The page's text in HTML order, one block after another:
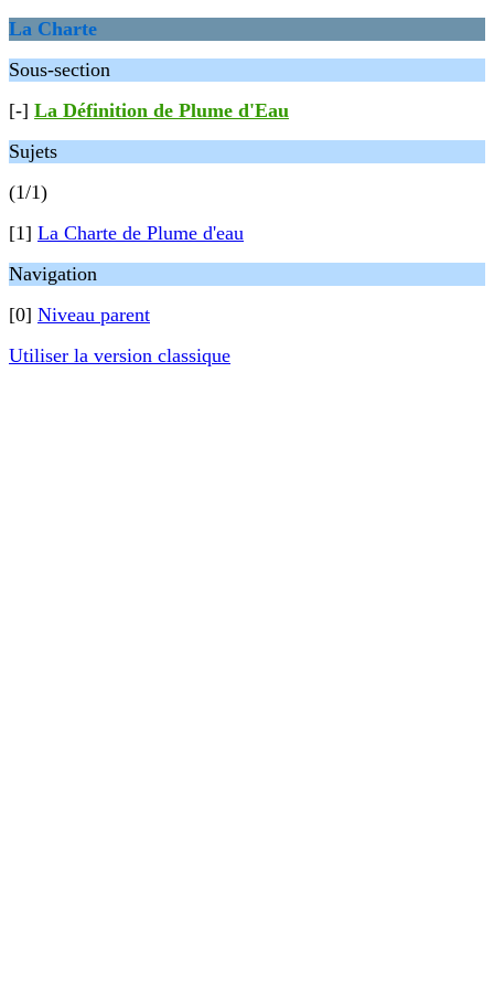
La Charte
Sous-section
[-] La Définition de Plume d'Eau
Sujets
(1/1)
[1] La Charte de Plume d'eau
Navigation
[0] Niveau parent
Utiliser la version classique